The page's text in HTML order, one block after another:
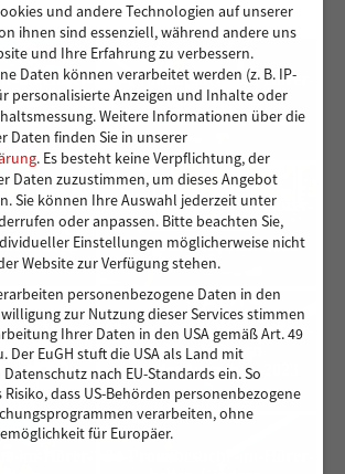
im-Hörer-
2023
08-Promibesuche-im-Hörer-
helfen-Kindern-
Spendenmarathon-2023
im-Hörer-
2023
05-Promibesuche-im-Hörer-
helfen-Kindern-
Spendenmarathon-2023
im-Hörer-
2023
02-Promibesuche-im-Hörer-
helfen-Kindern-
Spendenmarathon-2023
und andere Technologien auf unserer
ihnen sind essenziell, während andere uns
und Ihre Erfahrung zu verbessern.
Daten können verarbeitet werden (z. B. IP-
personalisierte Anzeigen und Inhalte oder
Weitere Informationen über die
Daten finden Sie in unserer
. Es besteht keine Verpflichtung, der
Daten zuzustimmen, um dieses Angebot
Sie können Ihre Auswahl jederzeit unter
oder anpassen. Bitte beachten Sie,
Einstellungen möglicherweise nicht
Website zur Verfügung stehen.
personenbezogene Daten in den
zur Nutzung dieser Services stimmen
Ihrer Daten in den USA gemäß Art. 49
Der EuGH stuft die USA als Land mit
nach EU-Standards ein. So
dass US-Behörden personenbezogene
verarbeiten, ohne
für Europäer.